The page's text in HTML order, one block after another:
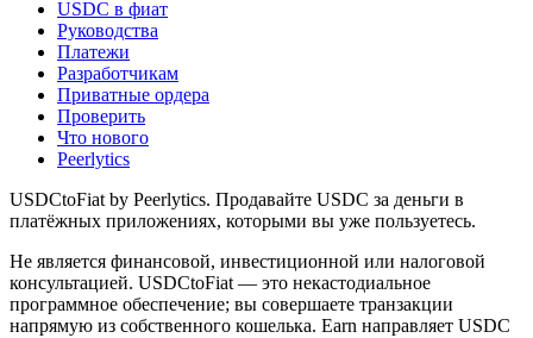
USDC в фиат
Руководства
Платежи
Разработчикам
Приватные ордера
Проверить
Что нового
Peerlytics
USDCtoFiat by Peerlytics. Продавайте USDC за деньги в
платёжных приложениях, которыми вы уже пользуетесь.
Не является финансовой, инвестиционной или налоговой
консультацией. USDCtoFiat — это некастодиальное
программное обеспечение; вы совершаете транзакции
напрямую из собственного кошелька. Earn направляет USDC